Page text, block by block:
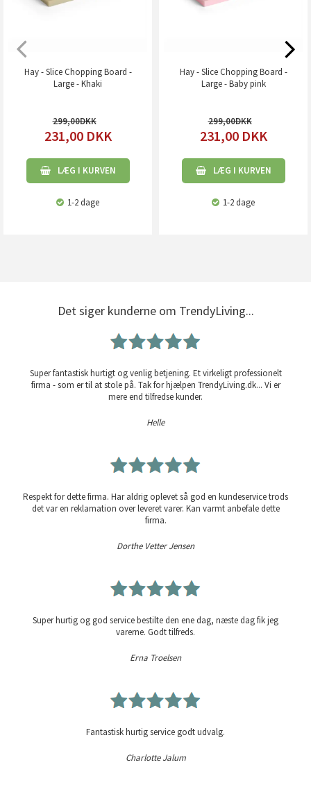
Hay - Slice Chopping Board -
Large - Khaki
299,00
231,00 DKK
LÆG I KURVEN
1-2 dage
Hay - Slice Chopping Board -
Large - Baby pink
299,00
231,00 DKK
LÆG I KURVEN
1-2 dage
Det siger kunderne om TrendyLiving...
Super fantastisk hurtigt og venlig betjening. Et virkeligt professionelt
firma - som er til at stole på. Tak for hjælpen TrendyLiving.dk... Vi er
mere end tilfredse kunder.
Helle
Respekt for dette firma. Har aldrig oplevet så god en kundeservice trods
det var en reklamation over leveret varer. Kan varmt anbefale dette
firma.
Dorthe Vetter Jensen
Super hurtig og god service bestilte den ene dag, næste dag fik jeg
varerne. Godt tilfreds.
Erna Troelsen
Fantastisk hurtig service godt udvalg.
Charlotte Jalum